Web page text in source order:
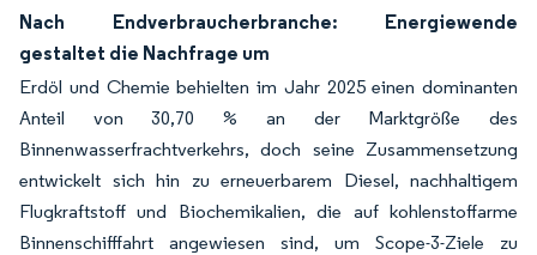
Nach Endverbraucherbranche: Energiewende
gestaltet die Nachfrage um
Erdöl und Chemie behielten im Jahr 2025 einen dominanten
Anteil von 30,70 % an der Marktgröße des
Binnenwasserfrachtverkehrs, doch seine Zusammensetzung
entwickelt sich hin zu erneuerbarem Diesel, nachhaltigem
Flugkraftstoff und Biochemikalien, die auf kohlenstoffarme
Binnenschifffahrt angewiesen sind, um Scope-3-Ziele zu